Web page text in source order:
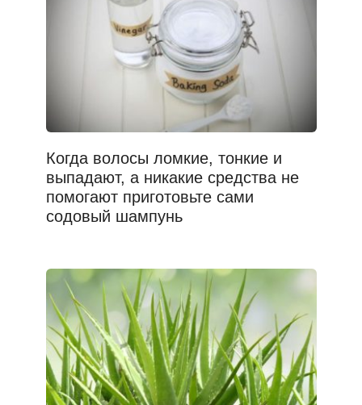
Когда волосы ломкие, тонкие и
выпадают, а никакие средства не
помогают приготовьте сами
содовый шампунь